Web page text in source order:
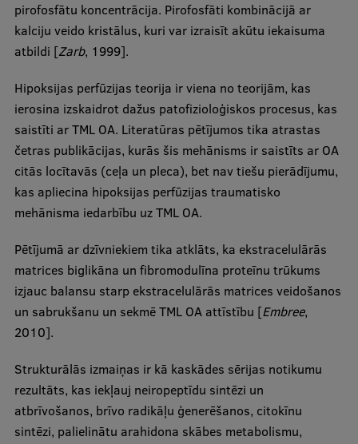
pirofosfātu koncentrācija. Pirofosfāti kombinācijā ar
kalciju veido kristālus, kuri var izraisīt akūtu iekaisuma
atbildi [Zarb, 1999].
Hipoksijas perfūzijas teorija ir viena no teorijām, kas
ierosina izskaidrot dažus patofizioloģiskos procesus, kas
saistīti ar TML OA. Literatūras pētījumos tika atrastas
četras publikācijas, kurās šis mehānisms ir saistīts ar OA
citās locītavās (ceļa un pleca), bet nav tiešu pierādījumu,
kas apliecina hipoksijas perfūzijas traumatisko
mehānisma iedarbību uz TML OA.
Pētījumā ar dzīvniekiem tika atklāts, ka ekstracelulārās
matrices biglikāna un fibromodulīna proteīnu trūkums
izjauc balansu starp ekstracelulārās matrices veidošanos
un sabrukšanu un sekmē TML OA attīstību [Embree,
2010].
Strukturālās izmaiņas ir kā kaskādes sērijas notikumu
rezultāts, kas iekļauj neiropeptīdu sintēzi un
atbrīvošanos, brīvo radikāļu ģenerēšanos, citokīnu
sintēzi, palielinātu arahidona skābes metabolismu,